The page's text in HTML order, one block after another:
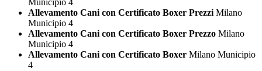
Municipio 4
Allevamento Cani con Certificato Boxer Prezzi Milano
Municipio 4
Allevamento Cani con Certificato Boxer Prezzo Milano
Municipio 4
Allevamento Cani con Certificato Boxer Milano Municipio
4